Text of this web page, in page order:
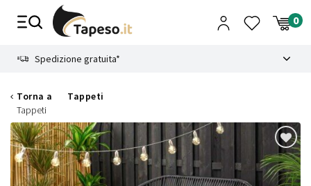
Spedizione gratuita*
Torna a
Tappeti
Tappeti